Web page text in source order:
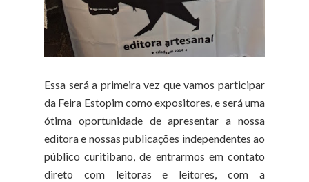
Essa será a primeira vez que vamos participar
da Feira Estopim como expositores, e será uma
ótima oportunidade de apresentar a nossa
editora e nossas publicações independentes ao
público curitibano, de entrarmos em contato
direto com leitoras e leitores, com a